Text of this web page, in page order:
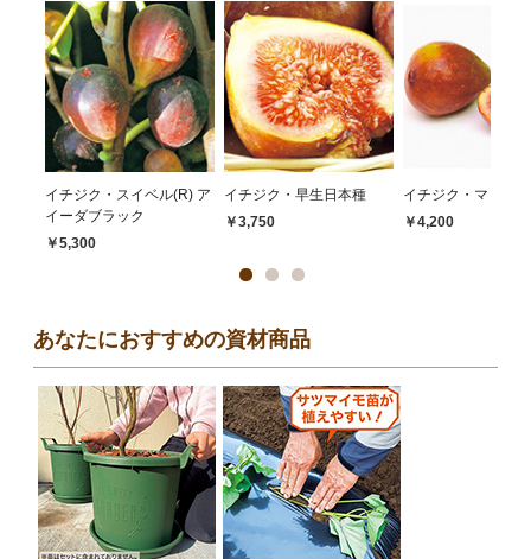
イチジク・スイベル(R) ア
イーダブラック
￥5,300
イチジク・早生日本種
￥3,750
イチジク・マドレ
￥4,200
あなたにおすすめの資材商品